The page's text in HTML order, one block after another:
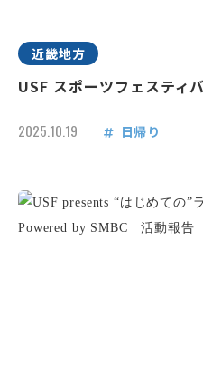
近畿地方
USF スポーツフェステ
2025.10.19 日帰り